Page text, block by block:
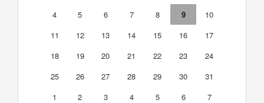
4
5 6 7 8 9
10
11
12 13 14 15 16
17
18
19 20 21 22 23
24
25
26 27 28 29 30
31
1
2 3 4 5 6 7